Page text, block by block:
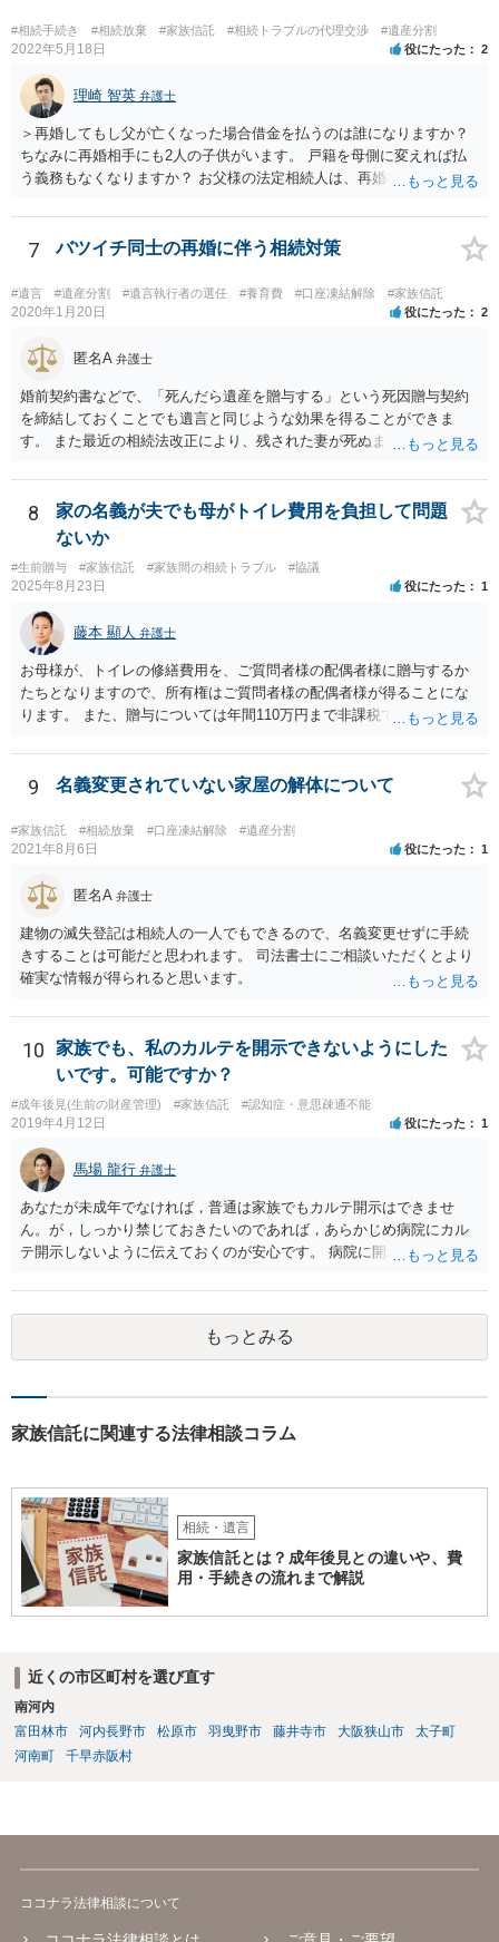
#相続手続き #相続放棄 #家族信託 #相続トラブルの代理交渉 #遺産分割
2022年5月18日 役にたった 2
理崎 智英 弁護士
＞再婚してもし父が亡くなった場合借金を払うのは誰になりますか？
ちなみに再婚相手にも2人の子供がいます。 戸籍を母側に変えれば払
う義務もなくなりますか？ お父様の法定相続人は、再婚相手とご相談
戸籍がどこにあるのかは関係ありません。 ただし、お父様が亡くなっ
たことを知ってから３か月以内に家庭裁判所にて「相続放棄」の手続
7 バツイチ同士の再婚に伴う相続対策
#遺言 #遺産分割 #遺言執行者の選任 #養育費 #口座凍結解除 #家族信託
2020年1月20日 役にたった 2
匿名A 弁護士
婚前契約書などで、「死んだら遺産を贈与する」という死因贈与契約
を締結しておくことでも遺言と同じような効果を得ることができま
す。 また最近の相続法改正により、残された妻が死ぬまで家に住み続
で、その制度を活用する方法も考えられます。 もし契約書の作成まで
視野に入れておられる場合は、お近くの弁護士、できれば相続に強い
弁護士にご相談なさるとよいでしょう。
8
家の名義が夫でも母がトイレ費用を負担して問題
ないか
#生前贈与 #家族信託 #家族間の相続トラブル #協議
2025年8月23日 役にたった 1
藤本 顯人 弁護士
お母様が、トイレの修繕費用を、ご質問者様の配偶者様に贈与するか
たちとなりますので、所有権はご質問者様の配偶者様が得ることにな
ります。 また、贈与については年間110万円まで非課税であり、トイ
9 名義変更されていない家屋の解体について
#家族信託 #相続放棄 #口座凍結解除 #遺産分割
2021年8月6日 役にたった 1
匿名A 弁護士
建物の滅失登記は相続人の一人でもできるので、名義変更せずに手続
きすることは可能だと思われます。 司法書士にご相談いただくとより
確実な情報が得られると思います。
10
家族でも、私のカルテを開示できないようにした
いです。可能ですか？
#成年後見(生前の財産管理) #家族信託 #認知症・意思疎通不能
2019年4月12日 役にたった 1
馬場 龍行 弁護士
あなたが未成年でなければ，普通は家族でもカルテ開示はできませ
ん。が，しっかり禁じておきたいのであれば，あらかじめ病院にカル
テ開示しないように伝えておくのが安心です。 病院に開示しないよう
可能性は低いのでコストパフォーマンスとしてはどうかなという感じ
がします。
もっとみる
家族信託に関連する法律相談コラム
相続・遺言
家族信託とは？成年後見との違いや、費
用・手続きの流れまで解説
近くの市区町村を選び直す
南河内
富田林市
河内長野市 松原市 羽曳野市 藤井寺市 大阪狭山市
太子町
河南町
千早赤阪村
ココナラ法律相談について